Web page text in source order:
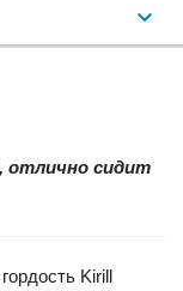
отлично сидит
Kirill